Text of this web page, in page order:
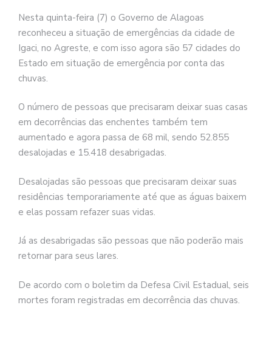
Nesta quinta-feira (7) o Governo de Alagoas
reconheceu a situação de emergências da cidade de
Igaci, no Agreste, e com isso agora são 57 cidades do
Estado em situação de emergência por conta das
chuvas.
O número de pessoas que precisaram deixar suas casas
em decorrências das enchentes também tem
aumentado e agora passa de 68 mil, sendo 52.855
desalojadas e 15.418 desabrigadas.
Desalojadas são pessoas que precisaram deixar suas
residências temporariamente até que as águas baixem
e elas possam refazer suas vidas.
Já as desabrigadas são pessoas que não poderão mais
retornar para seus lares.
De acordo com o boletim da Defesa Civil Estadual, seis
mortes foram registradas em decorrência das chuvas.